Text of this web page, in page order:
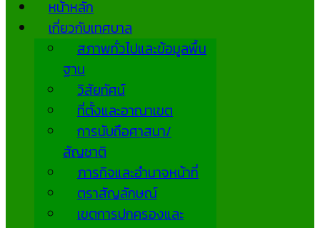
หน้าหลัก
เกี่ยวกับเทศบาล
สภาพทั่วไปและข้อมูลพื้น
ฐาน
วิสัยทัศน์
ที่ตั้งและอาณาเขต
การนับถือศาสนา/
สัญชาติ
ภารกิจและอำนาจหน้าที่
ตราสัญลักษณ์
เขตการปกครองและ